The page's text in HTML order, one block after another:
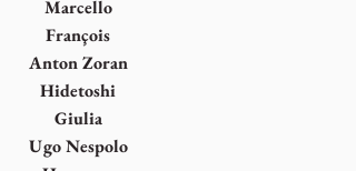
Marcello
Morandini
François
Morellet
Anton Zoran
Musich
Hidetoshi
Nagasawa
Giulia
Napoleone
Ugo Nespolo